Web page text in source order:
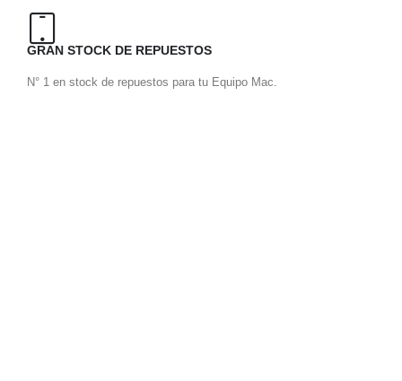
GRAN STOCK DE REPUESTOS
N° 1 en stock de repuestos para tu Equipo Mac.